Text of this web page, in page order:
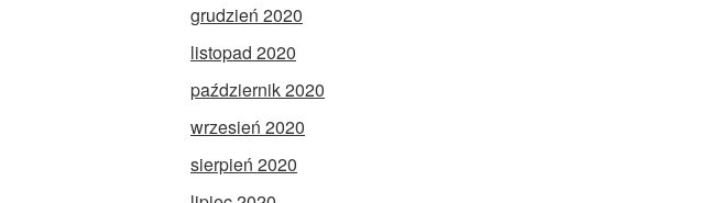
grudzień 2020
listopad 2020
październik 2020
wrzesień 2020
sierpień 2020